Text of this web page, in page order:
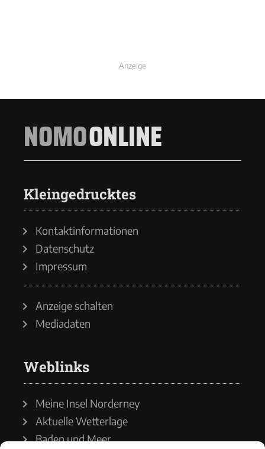
Anzeige
NOMOONLINE
Kleingedrucktes
Kontaktinformationen
Datenschutz
Impressum
Anzeige schalten
Mediadaten
Weblinks
Meine Insel Norderney
Aktuelle Wetterlage
Baden und Meer